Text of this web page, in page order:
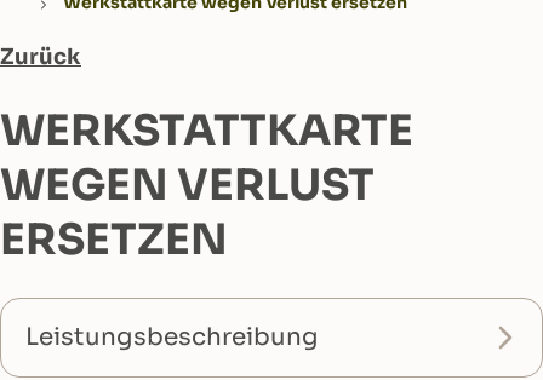
Zurück
WERKSTATTKARTE
WEGEN VERLUST
ERSETZEN
Leistungsbeschreibung